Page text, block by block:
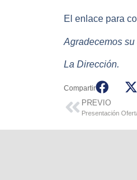
El enlace para
Agradecemos
La Dirección.
Compartir
PREVIO
Presentación